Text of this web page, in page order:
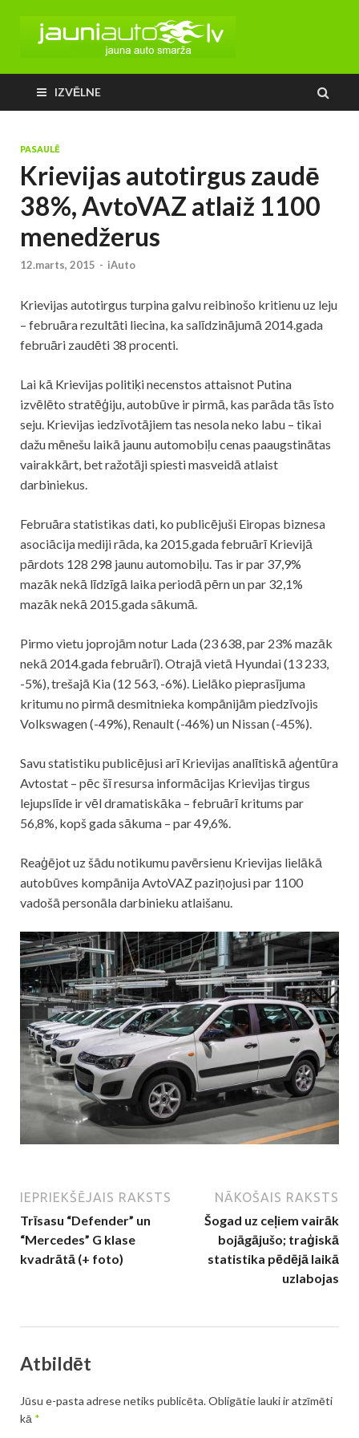
IZVĒLNE
PASAULĒ
Krievijas autotirgus zaudē
38%, AvtoVAZ atlaiž 1100
menedžerus
12.marts, 2015 - iAuto
Krievijas autotirgus turpina galvu reibinošo kritienu uz leju
– februāra rezultāti liecina, ka salīdzinājumā 2014.gada
februāri zaudēti 38 procenti.
Lai kā Krievijas politiķi necenstos attaisnot Putina
izvēlēto stratēģiju, autobūve ir pirmā, kas parāda tās īsto
seju. Krievijas iedzīvotājiem tas nesola neko labu – tikai
dažu mēnešu laikā jaunu automobiļu cenas paaugstinātas
vairakkārt, bet ražotāji spiesti masveidā atlaist
darbiniekus.
Februāra statistikas dati, ko publicējuši Eiropas biznesa
asociācija mediji rāda, ka 2015.gada februārī Krievijā
pārdots 128 298 jaunu automobiļu. Tas ir par 37,9%
mazāk nekā līdzīgā laika periodā pērn un par 32,1%
mazāk nekā 2015.gada sākumā.
Pirmo vietu joprojām notur Lada (23 638, par 23% mazāk
nekā 2014.gada februārī). Otrajā vietā Hyundai (13 233,
-5%), trešajā Kia (12 563, -6%). Lielāko pieprasījuma
kritumu no pirmā desmitnieka kompānijām piedzīvojis
Volkswagen (-49%), Renault (-46%) un Nissan (-45%).
Savu statistiku publicējusi arī Krievijas analītiskā aģentūra
Avtostat – pēc šī resursa informācijas Krievijas tirgus
lejupslīde ir vēl dramatiskāka – februārī kritums par
56,8%, kopš gada sākuma – par 49,6%.
Reaģējot uz šādu notikumu pavērsienu Krievijas lielākā
autobūves kompānija AvtoVAZ paziņojusi par 1100
vadošā personāla darbinieku atlaišanu.
IEPRIEKŠĒJAIS RAKSTS
Trīsasu “Defender” un
“Mercedes” G klase
kvadrātā (+ foto)
NĀKOŠAIS RAKSTS
Šogad uz ceļiem vairāk
bojāgājušo; traģiskā
statistika pēdējā laikā
uzlabojas
Atbildēt
Jūsu e-pasta adrese netiks publicēta.Obligātie lauki ir atzīmēti
kā *